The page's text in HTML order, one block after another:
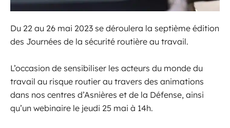
Du 22 au 26 mai 2023 se déroulera la septième édition
des Journées de la sécurité routière au travail.
L’occasion de sensibiliser les acteurs du monde du
travail au risque routier au travers des animations
dans nos centres d’Asnières et de la Défense, ainsi
qu’un webinaire le jeudi 25 mai à 14h.